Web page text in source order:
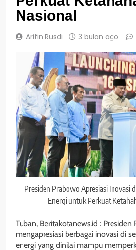
Nasional
Arifin Rusdi 3 bulan ago
Presiden Prabowo Apresiasi Inovasi
Energi untuk Perkuat
Tuban, Beritakotanews.id : Presiden
mengapresiasi berbagai inovasi di
energi yang dinilai mampu